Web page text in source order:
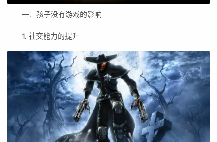
一、孩子没有游戏的影响
1. 社交能力的提升